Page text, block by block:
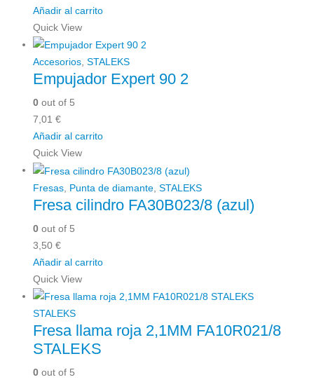
Añadir al carrito
Quick View
Accesorios, STALEKS
Empujador Expert 90 2
0 out of 5
7,01 €
Añadir al carrito
Quick View
Fresas Punta de diamante STALEKS
Fresa cilindro FA30B023/8 (azul)
0 out of 5
3,50 €
Añadir al carrito
Quick View
STALEKS
Fresa llama roja 2,1MM FA10R021/8
STALEKS
0 out of 5